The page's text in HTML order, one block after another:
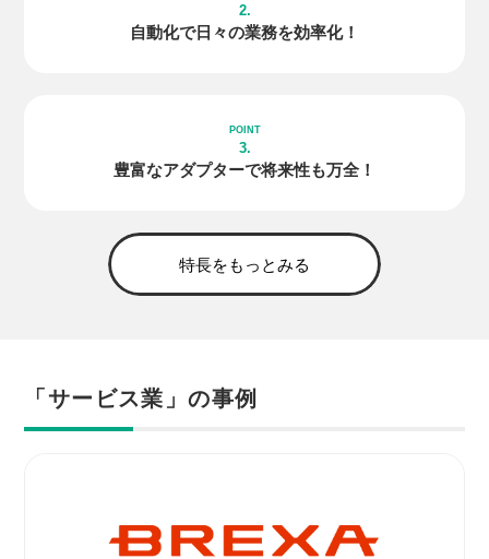
2.
自動化で日々の業務を効率化！
3.
豊富なアダプターで将来性も万全！
特長をもっとみる
「サービス業」の事例